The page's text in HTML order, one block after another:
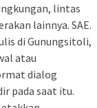
lintas
lainnya. SAE.
di Gunungsitoli,
atau
dialog
pada saat itu.